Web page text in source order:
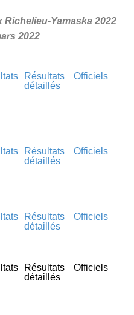
Yamaska 2022
2022
Résultats
détaillés
Officiels
Résultats
détaillés
Officiels
Résultats
détaillés
Officiels
Résultats
détaillés
Officiels